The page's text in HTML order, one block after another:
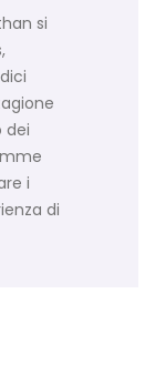
si
dei
i
di